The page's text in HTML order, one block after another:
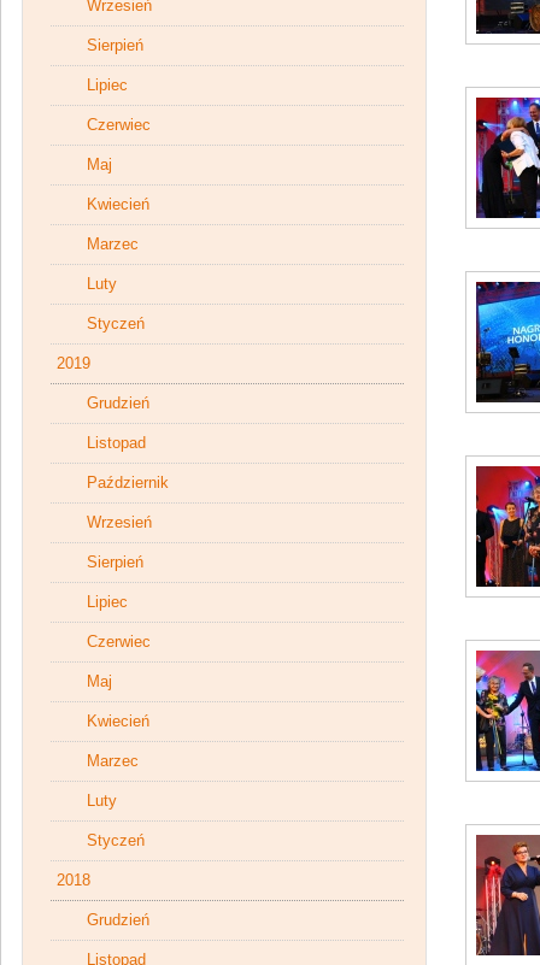
Wrzesień
Sierpień
Lipiec
Czerwiec
Maj
Kwiecień
Marzec
Luty
Styczeń
2019
Grudzień
Listopad
Październik
Wrzesień
Sierpień
Lipiec
Czerwiec
Maj
Kwiecień
Marzec
Luty
Styczeń
2018
Grudzień
Listopad